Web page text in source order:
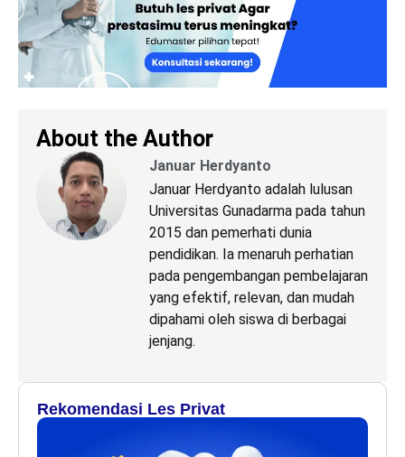
About the Author
Januar Herdyanto
Januar Herdyanto adalah lulusan
Universitas Gunadarma pada tahun
2015 dan pemerhati dunia
pendidikan. Ia menaruh perhatian
pada pengembangan pembelajaran
yang efektif, relevan, dan mudah
dipahami oleh siswa di berbagai
jenjang.
Rekomendasi Les Privat